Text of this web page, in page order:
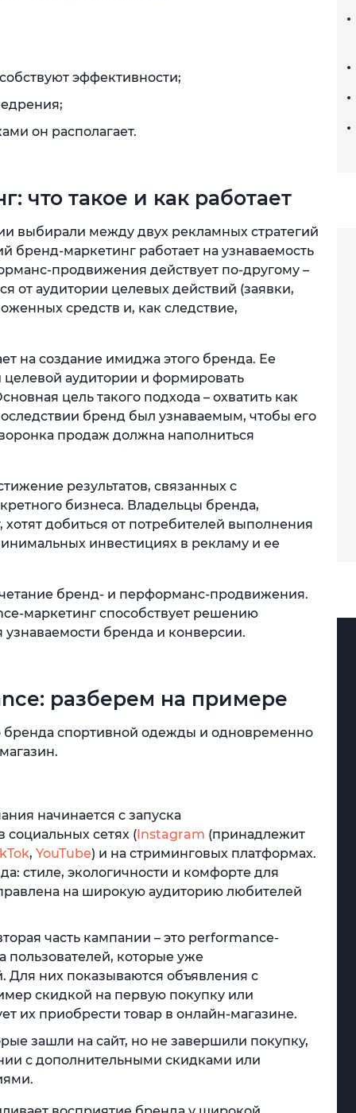
эффективности;
он располагает.
что такое и как работает
выбирали между двух рекламных стратегий
бренд-маркетинг работает на узнаваемость
продвижения действует по-другому –
от аудитории целевых действий (заявки,
средств и, как следствие,
на создание имиджа этого бренда. Ее
целевой аудитории и формировать
цель такого подхода – охватить как
бренд был узнаваемым, чтобы его
продаж должна наполниться
результатов, связанных с
бизнеса. Владельцы бренда,
добиться от потребителей выполнения
инвестициях в рекламу и ее
бренд- и перформанс-продвижения.
маркетинг способствует решению
бренда и конверсии.
разберем на примере
бренда спортивной одежды и одновременно
начинается с запуска
сетях (Instagram (принадлежит
, YouTube) и на стриминговых платформах.
стиле, экологичности и комфорте для
на широкую аудиторию любителей
часть кампании – это performance-
пользователей, которые уже
Для них показываются объявления с
скидкой на первую покупку или
их приобрести товар в онлайн-магазине.
зашли на сайт, но не завершили покупку,
с дополнительными скидками или